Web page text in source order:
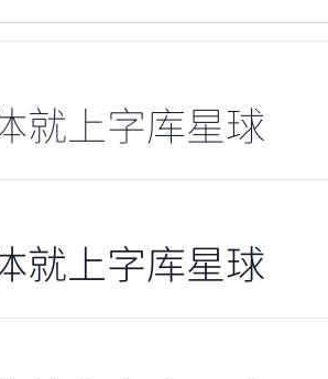
就上字库星球
就上字库星球